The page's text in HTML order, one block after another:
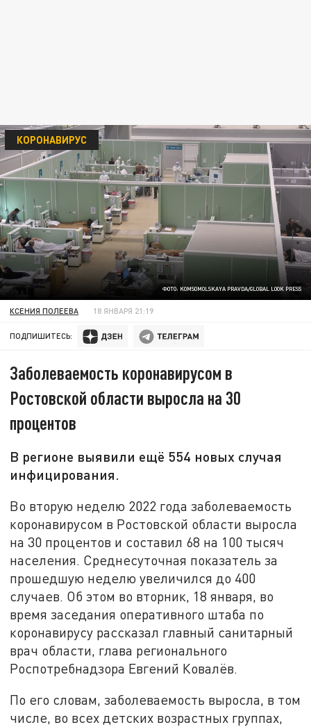
ФОТО: KOMSOMOLSKAYA PRAVDA/GLOBAL LOOK PRESS
КОРОНАВИРУС
КСЕНИЯ ПОЛЕЕВА 18 ЯНВАРЯ 21:19
ПОДПИШИТЕСЬ:
Заболеваемость коронавирусом в
Ростовской области выросла на 30
процентов
В регионе выявили ещё 554 новых случая
инфицирования.
Во вторую неделю 2022 года заболеваемость
коронавирусом в Ростовской области выросла
на 30 процентов и составил 68 на 100 тысяч
населения. Среднесуточная показатель за
прошедшую неделю увеличился до 400
случаев. Об этом во вторник, 18 января, во
время заседания оперативного штаба по
коронавирусу рассказал главный санитарный
врач области, глава регионального
Роспотребнадзора Евгений Ковалёв.
По его словам, заболеваемость выросла, в том
числе, во всех детских возрастных группах,